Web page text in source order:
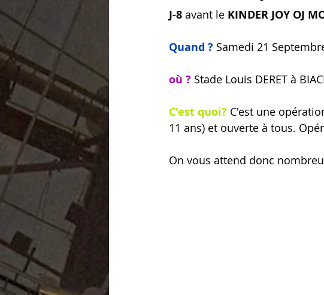
J-8 avant le KINDER JOY OJ
Quand ? Samedi 21
où ? Stade Louis DERET à
C'est quoi? C'est une
11 ans) et ouverte à tous.
On vous attend donc